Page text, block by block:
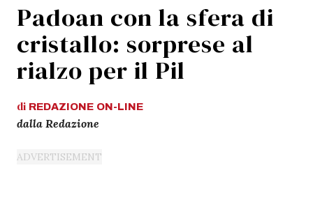
Padoan con la sfera di
cristallo: sorprese al
rialzo per il Pil
di REDAZIONE ON-LINE
dalla Redazione